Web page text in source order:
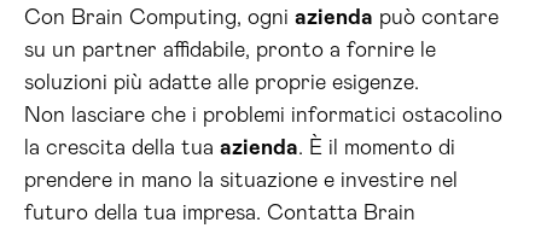
Con Brain Computing, ogni azienda può contare
su un partner affidabile, pronto a fornire le
soluzioni più adatte alle proprie esigenze.
Non lasciare che i problemi informatici ostacolino
la crescita della tua azienda. È il momento di
prendere in mano la situazione e investire nel
futuro della tua impresa. Contatta Brain